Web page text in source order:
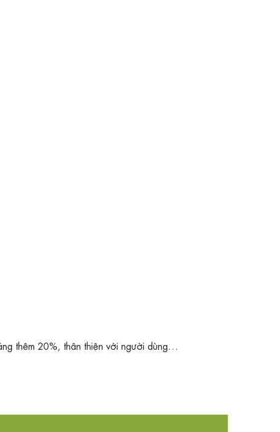
thêm 20%, thân thiện với người dùng…